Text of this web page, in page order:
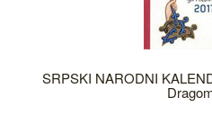
SRPSKI NARODNI